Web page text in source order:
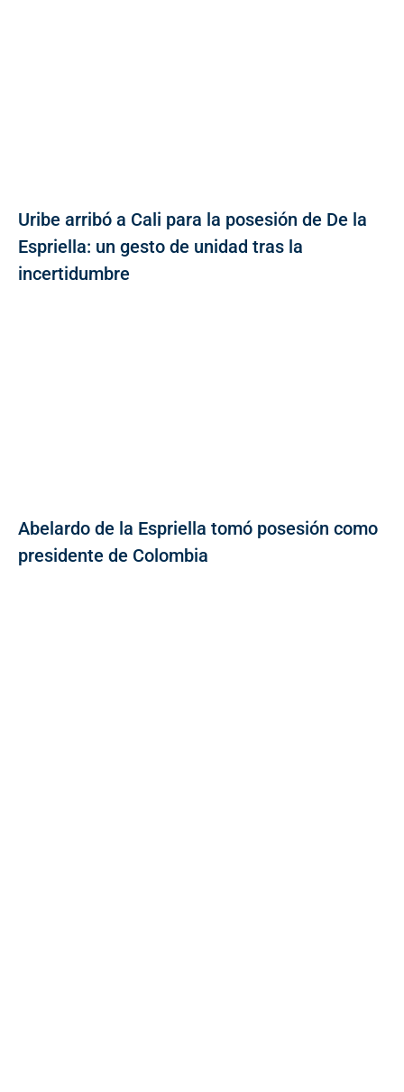
Uribe arribó a Cali para la posesión de De la
Espriella: un gesto de unidad tras la
incertidumbre
Abelardo de la Espriella tomó posesión como
presidente de Colombia